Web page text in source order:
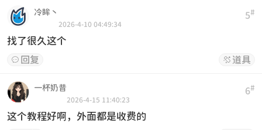
5#
冷眸丶
2026-4-10 04:49:34
找了很久这个
 回复  道具
6#
一杯奶昔
2026-4-15 11:40:23
这个教程好啊，外面都是收费的